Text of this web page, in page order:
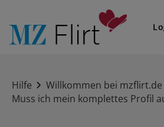
Hilfe
Willkommen bei mzflirt.de
Muss ich mein komplettes Profil